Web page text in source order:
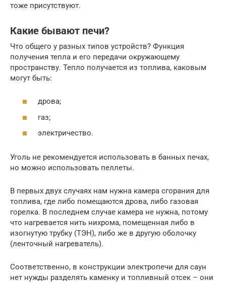
тоже присутствуют.
Какие бывают печи?
Что общего у разных типов устройств? Функция
получения тепла и его передачи окружающему
пространству. Тепло получается из топлива, каковым
могут быть:
дрова;
газ;
электричество.
Уголь не рекомендуется использовать в банных печах,
но можно использовать пеллеты.
В первых двух случаях нам нужна камера сгорания для
топлива, где либо помещаются дрова, либо газовая
горелка. В последнем случае камера не нужна, потому
что нагревается нить нихрома, помещенная либо в
изогнутую трубку (ТЭН), либо же в другую оболочку
(ленточный нагреватель).
Соответственно, в конструкции электропечи для саун
нет нужды разделять каменку и топливный отсек – они